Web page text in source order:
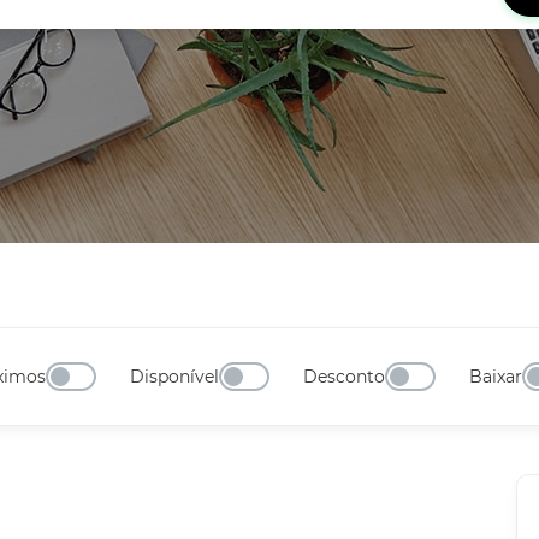
Disponível Desconto Baixar